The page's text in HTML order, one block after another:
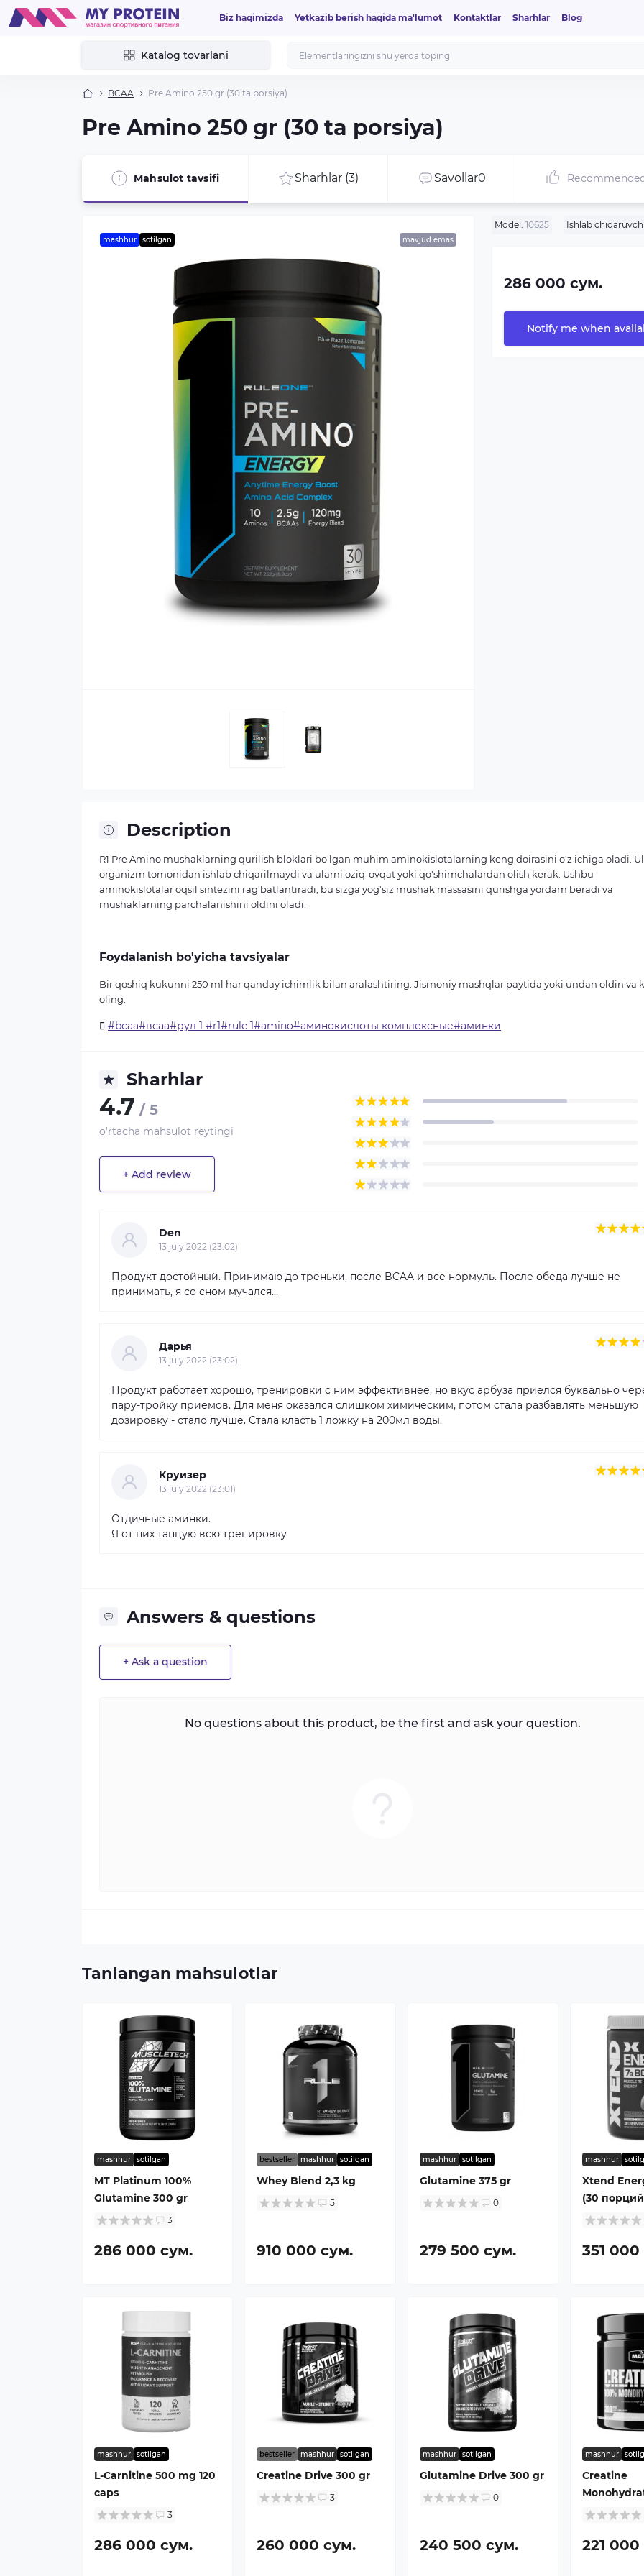
Biz haqimizda Yetkazib berish haqida ma'lumot Kontaktlar Sharhlar Blog
Katalog tovarlani
BCAA Pre Amino 250 gr (30 ta porsiya)
Pre Amino 250 gr (30 ta porsiya)
Mahsulot tavsifi Sharhlar (3) Savollar0
mashhur sotilgan mavjud emas
Model: 10625 Ishlab
286 000 сум.
Notify me when
Description
R1 Pre Amino mushaklarning qurilish bloklari bo'lgan muhim aminokislotalarning keng doirasini o'z ichiga oladi.
organizm tomonidan ishlab chiqarilmaydi va ularni oziq-ovqat yoki qo'shimchalardan olish kerak. Ushbu
aminokislotalar oqsil sintezini rag'batlantiradi, bu sizga yog'siz mushak massasini qurishga yordam beradi va
mushaklarning parchalanishini oldini oladi.
Foydalanish bo'yicha tavsiyalar
Bir qoshiq kukunni 250 ml har qanday ichimlik bilan aralashtiring. Jismoniy mashqlar paytida yoki undan oldin va
oling.
#bcaa#всаа#рул 1 #r1#rule 1#amino#аминокислоты комплексные#аминки
Sharhlar
4.7 / 5
o'rtacha mahsulot reytingi
+ Add review
Den
13 july 2022 (23:02)
Продукт достойный. Принимаю до треньки, после BCAA и все нормуль. После обеда лучше не
принимать, я со сном мучался...
Дарья
13 july 2022 (23:02)
Продукт работает хорошо, тренировки с ним эффективнее, но вкус арбуза приелся буквально
пару-тройку приемов. Для меня оказался слишком химическим, потом стала разбавлять меньшую
дозировку - стало лучше. Стала класть 1 ложку на 200мл воды.
Круизер
13 july 2022 (23:01)
Отдичные аминки.
Я от них танцую всю тренировку
Answers & questions
+ Ask a question
No questions about this product, be the first and ask your question.
Tanlangan mahsulotlar
mashhur sotilgan
MT Platinum 100%
Glutamine 300 gr
3
286 000 сум.
bestseller mashhur sotilgan
Whey Blend 2,3 kg
5
910 000 сум.
mashhur sotilgan
Glutamine 375 gr
0
279 500 сум.
mashhur
Xtend
(30
351
mashhur sotilgan
L-Carnitine 500 mg 120
caps
3
286 000 сум.
bestseller mashhur sotilgan
Creatine Drive 300 gr
3
260 000 сум.
mashhur sotilgan
Glutamine Drive 300 gr
0
240 500 сум.
mashhur
Creatine
221